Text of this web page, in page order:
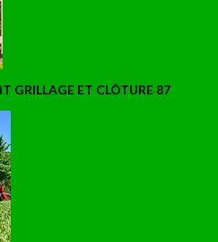
GRILLAGE ET CLÔTURE 87